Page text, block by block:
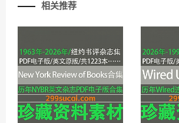
相关推荐